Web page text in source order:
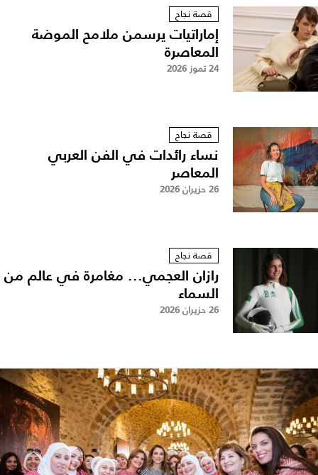
قصة نجاح
إماراتيات يرسمن ملامح الموضة
المعاصرة
24 تموز 2026
قصة نجاح
نساء رائدات في الفن العربي
المعاصر
26 حزيران 2026
قصة نجاح
رازان العجمي... مغامرة في عالم من
السماء
26 حزيران 2026